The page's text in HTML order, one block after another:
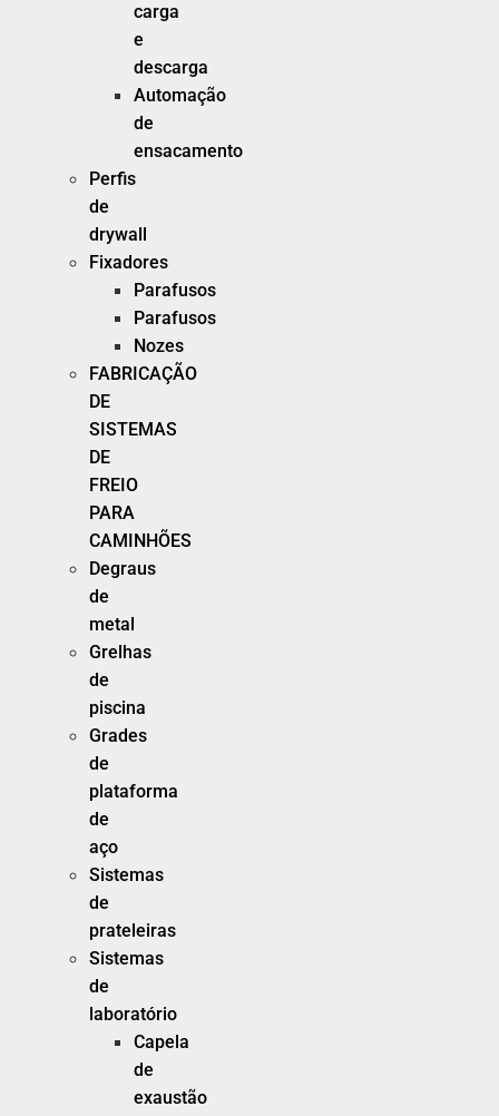
carga
e
descarga
Automação
de
ensacamento
Perfis
de
drywall
Fixadores
Parafusos
Parafusos
Nozes
FABRICAÇÃO
DE
SISTEMAS
DE
FREIO
PARA
CAMINHÕES
Degraus
de
metal
Grelhas
de
piscina
Grades
de
plataforma
de
aço
Sistemas
de
prateleiras
Sistemas
de
laboratório
Capela
de
exaustão